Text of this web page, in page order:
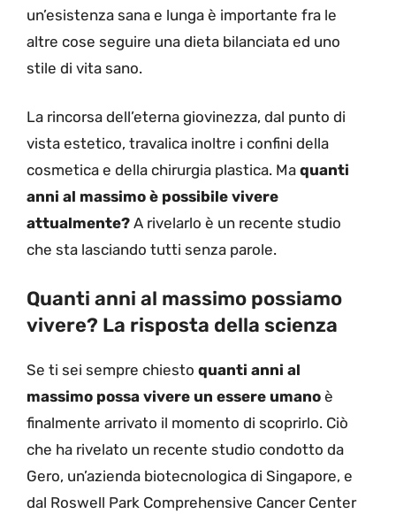
un’esistenza sana e lunga è importante fra le
altre cose seguire una dieta bilanciata ed uno
stile di vita sano.
La rincorsa dell’eterna giovinezza, dal punto di
vista estetico, travalica inoltre i confini della
cosmetica e della chirurgia plastica. Ma quanti
anni al massimo è possibile vivere
attualmente? A rivelarlo è un recente studio
che sta lasciando tutti senza parole.
Quanti anni al massimo possiamo
vivere? La risposta della scienza
Se ti sei sempre chiesto quanti anni al
massimo possa vivere un essere umano è
finalmente arrivato il momento di scoprirlo. Ciò
che ha rivelato un recente studio condotto da
Gero, un’azienda biotecnologica di Singapore, e
dal Roswell Park Comprehensive Cancer Center